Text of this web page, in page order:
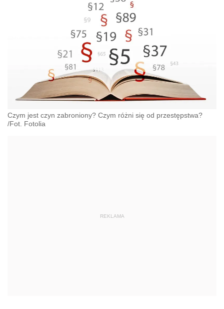
Czym jest czyn zabroniony? Czym różni się od przestępstwa?
/Fot. Fotolia